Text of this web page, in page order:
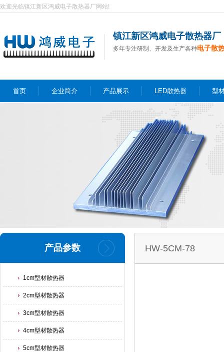
欢迎光临镇江新区鸿威电子散热器厂网站!
镇江新区鸿威电子散热器厂
多年专注研制、开发及生产各种电子散
首页 企业简介 产品展示 LED散热器 型
产品参数
1cm型材散热器
2cm型材散热器
3cm型材散热器
4cm型材散热器
5cm型材散热器
HW-5CM-78